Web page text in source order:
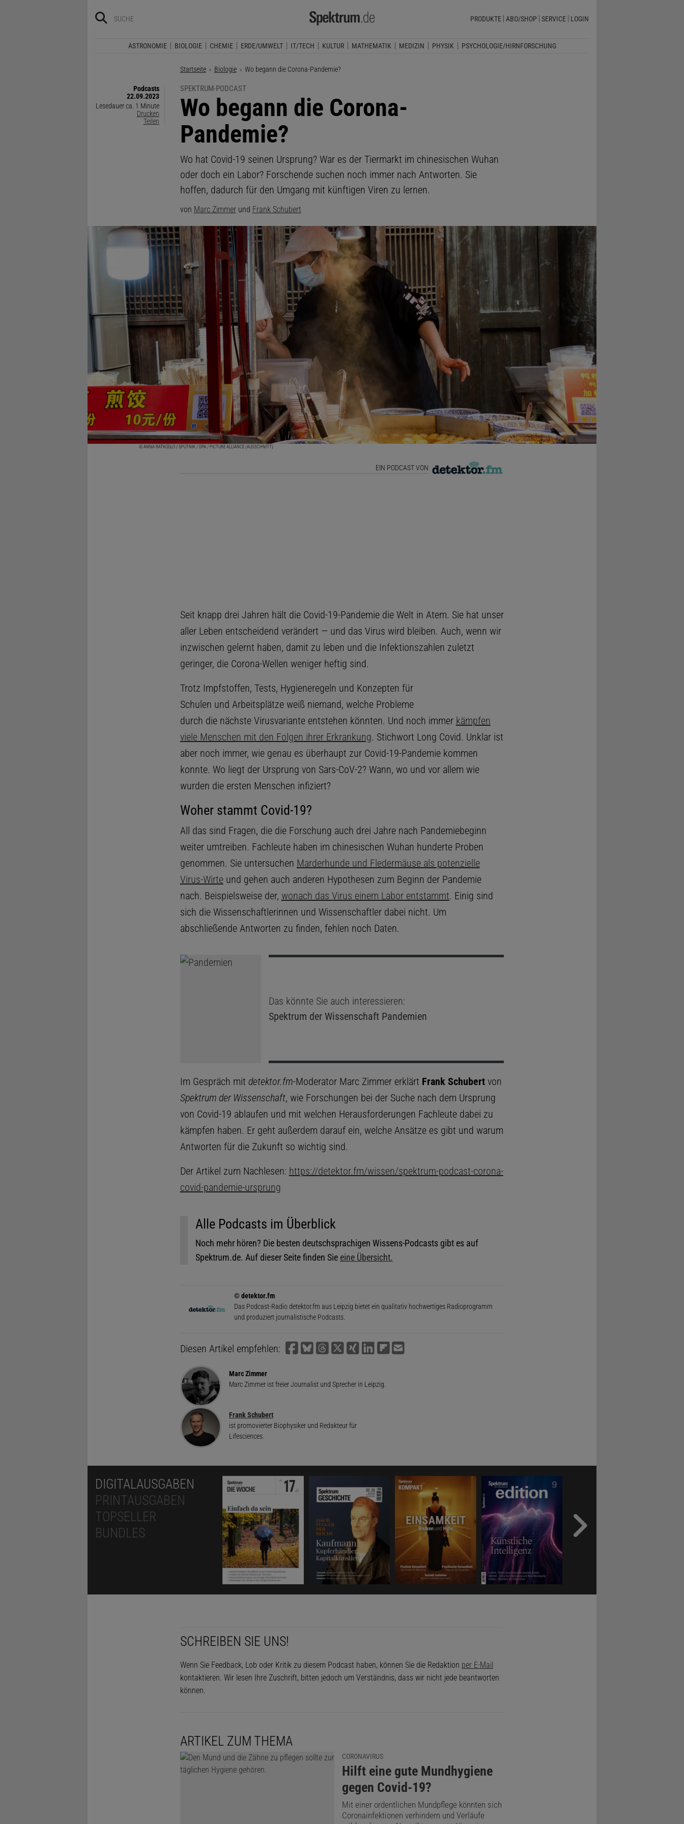
PRODUKTE ABO/SHOP SERVICE LOGIN
ASTRONOMIE BIOLOGIE CHEMIE ERDE/UMWELT IT/TECH KULTUR MATHEMATIK MEDIZIN PHYSIK PSYCHOLOGIE/HIRNFORSCHUNG
Startseite Biologie Aktuelle Seite:
Wo begann die Corona-Pandemie?
Podcasts
22.09.2023
Lesedauer ca. 1 Minute
Drucken
Teilen
SPEKTRUM-PODCAST
:
Wo begann die Corona-
Pandemie?
Wo hat Covid-19 seinen Ursprung? War es der Tiermarkt im chinesischen Wuhan
oder doch ein Labor? Forschende suchen noch immer nach Antworten. Sie
hoffen, dadurch für den Umgang mit künftigen Viren zu lernen.
von Marc Zimmerund Frank Schubert
© ANNA RATKOGLO / SPUTNIK / DPA / PICTURE ALLIANCE (AUSSCHNITT)
EIN PODCAST VON
Seit knapp drei Jahren hält die Covid-19-Pandemie die Welt in Atem. Sie hat unser
aller Leben entscheidend verändert — und das Virus wird bleiben. Auch, wenn wir
inzwischen gelernt haben, damit zu leben und die Infektionszahlen zuletzt
geringer, die Corona-Wellen weniger heftig sind.
Trotz Impfstoffen, Tests, Hygieneregeln und Konzepten für
Schulen und Arbeitsplätze weiß niemand, welche Probleme
durch die nächste Virusvariante entstehen könnten. Und noch immer kämpfen
viele Menschen mit den Folgen ihrer Erkrankung. Stichwort Long Covid. Unklar ist
aber noch immer, wie genau es überhaupt zur Covid-19-Pandemie kommen
konnte. Wo liegt der Ursprung von Sars-CoV-2? Wann, wo und vor allem wie
wurden die ersten Menschen infiziert?
Woher stammt Covid-19?
All das sind Fragen, die die Forschung auch drei Jahre nach Pandemiebeginn
weiter umtreiben. Fachleute haben im chinesischen Wuhan hunderte Proben
genommen. Sie untersuchen Marderhunde und Fledermäuse als potenzielle
Virus-Wirteund gehen auch anderen Hypothesen zum Beginn der Pandemie
nach. Beispielsweise der, wonach das Virus einem Labor entstammt. Einig sind
sich die Wissenschaftlerinnen und Wissenschaftler dabei nicht. Um
abschließende Antworten zu finden, fehlen noch Daten.
Das könnte Sie auch interessieren:
Spektrum der Wissenschaft Pandemien
Im Gespräch mit detektor.fm-Moderator Marc Zimmer erklärt Frank Schubertvon
Spektrum der Wissenschaft, wie Forschungen bei der Suche nach dem Ursprung
von Covid-19 ablaufen und mit welchen Herausforderungen Fachleute dabei zu
kämpfen haben. Er geht außerdem darauf ein, welche Ansätze es gibt und warum
Antworten für die Zukunft so wichtig sind.
Der Artikel zum Nachlesen: https://detektor.fm/wissen/spektrum-podcast-corona-
covid-pandemie-ursprung
Alle Podcasts im Überblick
Noch mehr hören? Die besten deutschsprachigen Wissens-Podcasts gibt es auf
Spektrum.de. Auf dieser Seite finden Sie eine Übersicht.
© detektor.fm
Das Podcast-Radio detektor.fm aus Leipzig bietet ein qualitativ hochwertiges Radioprogramm
und produziert journalistische Podcasts.
Diesen Artikel empfehlen:
Marc Zimmer
Marc Zimmer ist freier Journalist und Sprecher in Leipzig.
Frank Schubert
ist promovierter Biophysiker und Redakteur für
Lifesciences.
DIGITALAUSGABEN
PRINTAUSGABEN
TOPSELLER
BUNDLES
SCHREIBEN SIE UNS!
Wenn Sie Feedback, Lob oder Kritik zu diesem Podcast haben, können Sie die Redaktion per E-Mail
kontaktieren. Wir lesen Ihre Zuschrift, bitten jedoch um Verständnis, dass wir nicht jede beantworten
können.
ARTIKEL ZUM THEMA
CORONAVIRUS
:
Hilft eine gute Mundhygiene
gegen Covid-19?
Mit einer ordentlichen Mundpflege könnten sich
Coronainfektionen verhindern und Verläufe